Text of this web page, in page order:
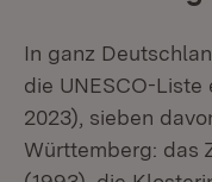
In ganz
die UNESCO-
2023), sieben
Württemberg: das